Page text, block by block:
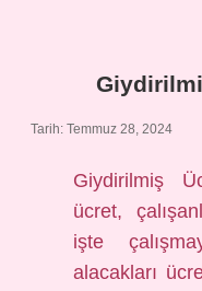
Tarih: Temmuz 28, 2024
Giydirilmiş
ücret,
işte
alacakları